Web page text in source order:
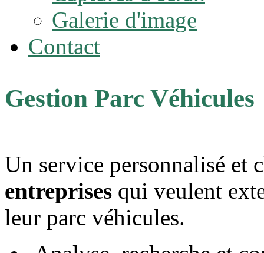
Galerie d'image
Contact
Gestion Parc Véhicules
Un service personnalisé et
entreprises qui veulent
leur parc véhicules.